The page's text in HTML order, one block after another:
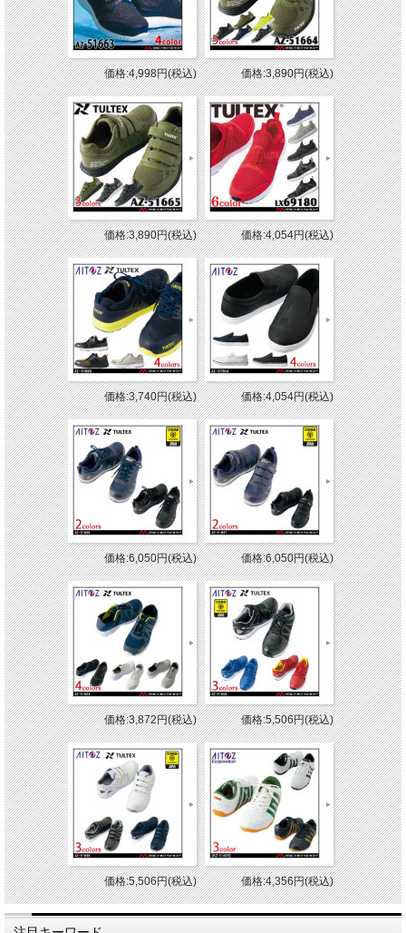
価格:4,998円(税込) 価格:3,890円(税込)
価格:3,890円(税込) 価格:4,054円(税込)
価格:3,740円(税込) 価格:4,054円(税込)
価格:6,050円(税込) 価格:6,050円(税込)
価格:3,872円(税込) 価格:5,506円(税込)
価格:5,506円(税込) 価格:4,356円(税込)